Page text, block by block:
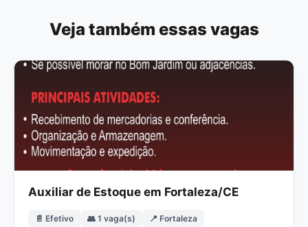
Veja também essas vagas
Auxiliar de Estoque em Fortaleza/CE
📄 Efetivo 👥 1 vaga(s) 📍 Fortaleza